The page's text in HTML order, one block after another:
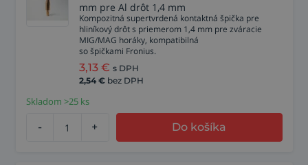
mm pre Al drôt 1,4 mm
Kompozitná supertvrdená kontaktná špička pre
hliníkový drôt s priemerom 1,4 mm pre zváracie
MIG/MAG horáky, kompatibilná
so špičkami Fronius.
3,13 € s DPH
2,54 € bez DPH
Skladom >25 ks
- + Do košíka